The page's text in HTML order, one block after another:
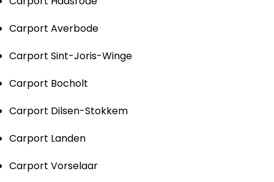
Carport Averbode
Carport Sint-Joris-Winge
Carport Bocholt
Carport Dilsen-Stokkem
Carport Landen
Carport Vorselaar